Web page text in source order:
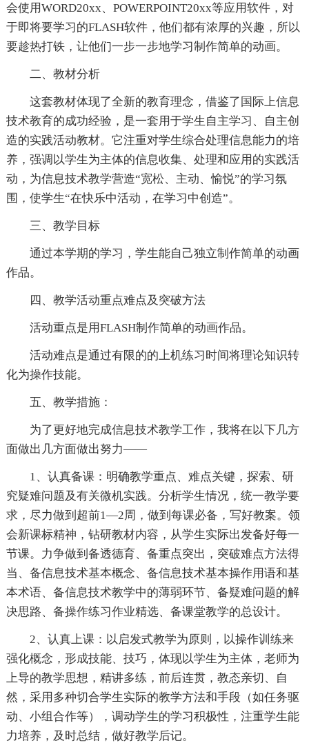
会使用WORD20xx、POWERPOINT20xx等应用软件，对
于即将要学习的FLASH软件，他们都有浓厚的兴趣，所以
要趁热打铁，让他们一步一步地学习制作简单的动画。
二、教材分析
这套教材体现了全新的教育理念，借鉴了国际上信息
技术教育的成功经验，是一套用于学生自主学习、自主创
造的实践活动教材。它注重对学生综合处理信息能力的培
养，强调以学生为主体的信息收集、处理和应用的实践活
动，为信息技术教学营造“宽松、主动、愉悦”的学习氛
围，使学生“在快乐中活动，在学习中创造”。
三、教学目标
通过本学期的学习，学生能自己独立制作简单的动画
作品。
四、教学活动重点难点及突破方法
活动重点是用FLASH制作简单的动画作品。
活动难点是通过有限的的上机练习时间将理论知识转
化为操作技能。
五、教学措施：
为了更好地完成信息技术教学工作，我将在以下几方
面做出几方面做出努力——
1、认真备课：明确教学重点、难点关键，探索、研
究疑难问题及有关微机实践。分析学生情况，统一教学要
求，尽力做到超前1—2周，做到每课必备，写好教案。领
会新课标精神，钻研教材内容，从学生实际出发备好每一
节课。力争做到备透德育、备重点突出，突破难点方法得
当、备信息技术基本概念、备信息技术基本操作用语和基
本术语、备信息技术教学中的薄弱环节、备疑难问题的解
决思路、备操作练习作业精选、备课堂教学的总设计。
2、认真上课：以启发式教学为原则，以操作训练来
强化概念，形成技能、技巧，体现以学生为主体，老师为
上导的教学思想，精讲多练，前后连贯，教态亲切、自
然，采用多种切合学生实际的教学方法和手段（如任务驱
动、小组合作等），调动学生的学习积极性，注重学生能
力培养，及时总结，做好教学后记。